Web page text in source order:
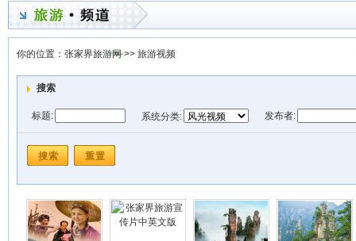
你的位置： 张家界旅游网>> 旅游视频
搜索
标题: 系统分类: 发布者: